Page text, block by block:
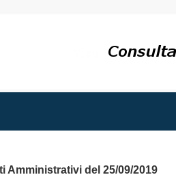
Amministrativi del 25/09/2019